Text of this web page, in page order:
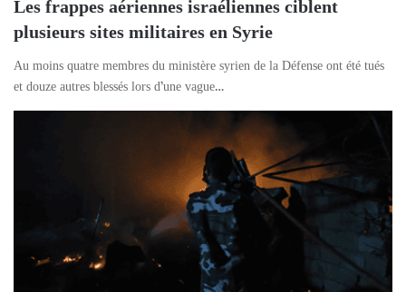
Les frappes aériennes israéliennes ciblent
plusieurs sites militaires en Syrie
Au moins quatre membres du ministère syrien de la Défense ont été tués
et douze autres blessés lors d’une vague…